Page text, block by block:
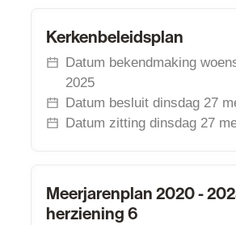
Kerkenbeleidsplan
Kerkenbeleidsplan
Datum bekendmaking
2025
Datum besluit dinsdag 27
Datum zitting dinsdag 27
Meerjarenplan 2020 - 2025 -
Meerjarenplan 2020 -
herziening 6